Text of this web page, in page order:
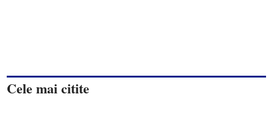
Cele mai citite